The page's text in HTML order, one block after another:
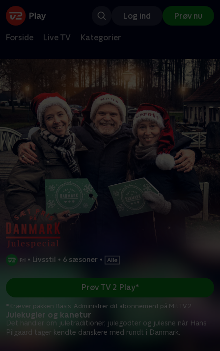
Log ind Prøv nu
Forside Live TV Kategorier
• Livsstil • 6 sæsoner •
Julekugler og kanetur
Det handler om juletraditioner, julegodter og julesne når Hans
Pilgaard tager kendte danskere med rundt i Danmark.
Prøv TV 2 Play*
*Kræver pakken Basis. Administrer dit abonnement på Mit TV 2.